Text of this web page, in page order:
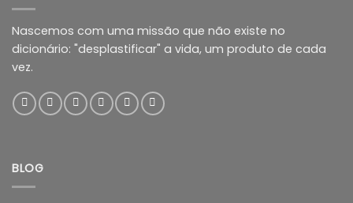
Nascemos com uma missão que não existe no
dicionário: "desplastificar" a vida, um produto de cada
vez.
BLOG